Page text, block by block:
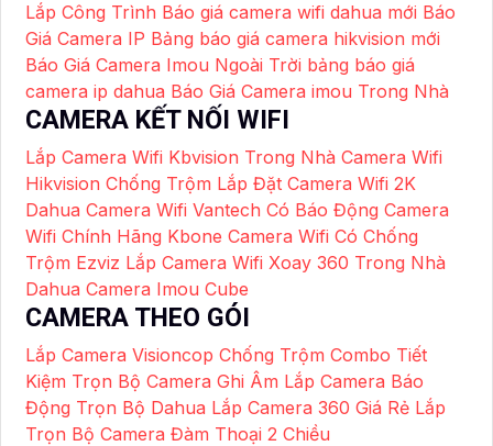
Lắp Công Trình Báo giá camera wifi dahua mới Báo
Giá Camera IP Bảng báo giá camera hikvision mới
Báo Giá Camera Imou Ngoài Trời bảng báo giá
camera ip dahua Báo Giá Camera imou Trong Nhà
CAMERA KẾT NỐI WIFI
Lắp Camera Wifi Kbvision Trong Nhà Camera Wifi
Hikvision Chống Trộm Lắp Đặt Camera Wifi 2K
Dahua Camera Wifi Vantech Có Báo Động Camera
Wifi Chính Hãng Kbone Camera Wifi Có Chống
Trộm Ezviz Lắp Camera Wifi Xoay 360 Trong Nhà
Dahua Camera Imou Cube
CAMERA THEO GÓI
Lắp Camera Visioncop Chống Trộm Combo Tiết
Kiệm Trọn Bộ Camera Ghi Âm Lắp Camera Báo
Động Trọn Bộ Dahua Lắp Camera 360 Giá Rẻ Lắp
Trọn Bộ Camera Đàm Thoại 2 Chiều